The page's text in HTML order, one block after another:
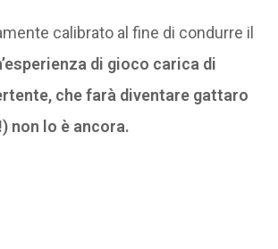
calibrato al fine di condurre il
di gioco carica di
che farà diventare gattaro
non lo è ancora.